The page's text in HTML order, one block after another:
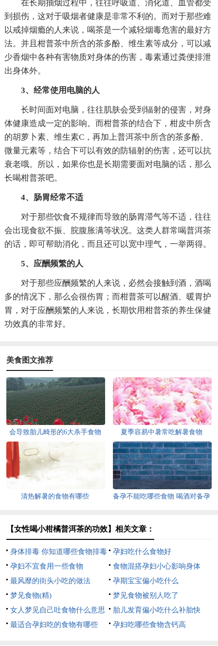
在长期抽烟过程中，往往呼吸道、消化道、血管都受
到损伤，这对于吸烟者健康是非常不利的。而对于那些难
以戒掉烟瘾的人来说，喝茶是一个减轻烟毒危害的最好方
法。并且柑普茶中所含的茶多酚、维生素等成分，可以减
少香烟中各种有害物质对身体的伤害，毒素通过粪便排泄
出身体外。
3、经常使用电脑的人
长时间面对电脑，往往肌肤会受到辐射的侵害，对身
体健康造成一定的影响。而柑普茶的结合下，柑皮中所含
的胡萝卜素、维生素C，再加上普洱茶中所含的茶多酚、
微量元素等，结合下可以有效的防辐射的伤害，还可以抗
衰老哦。所以，如果你也是长期需要面对电脑的话，那么
长喝柑普茶吧。
4、肠胃经常不适
对于那些饮食不规律而导致的肠胃滞气等不适，往往
会出现食欲不振、脘腹胀满等状况。这类人群常喝普洱茶
的话，即可帮助消化，而且还可以宽中理气，一举两得。
5、应酬频繁的人
对于那些应酬频繁的人来说，必然会接触到酒，酒喝
多的情况下，那么会很伤胃；而柑普茶可以醒酒、暖胃护
胃，对于应酬频繁的人来说，长期饮用柑普茶的养生保健
功效真的非常好。
美食图文推荐
会导致胎儿畸形的6大杀手食物 夏季容易中暑常吃解暑食物
清热解暑的食物有哪些
备孕不能吃哪些食物 喝酒对备孕
【女性喝小柑橘普洱茶的功效】相关文章：
身体排毒 你知道哪些食物排毒
吗？
孕妇吃什么食物好
孕妇不宜食用一些食物
食物混搭孕妇小心影响身体
最风靡的街头小吃的做法
孕期宝宝偏小吃什么
梦见食物(精)
梦见食物被别人吃了
女人梦见自己吐食物什么意思
胎儿发育偏小吃什么补胎快
最适合孕妇吃的食物有哪些
孕妇吃哪些食物含钙高